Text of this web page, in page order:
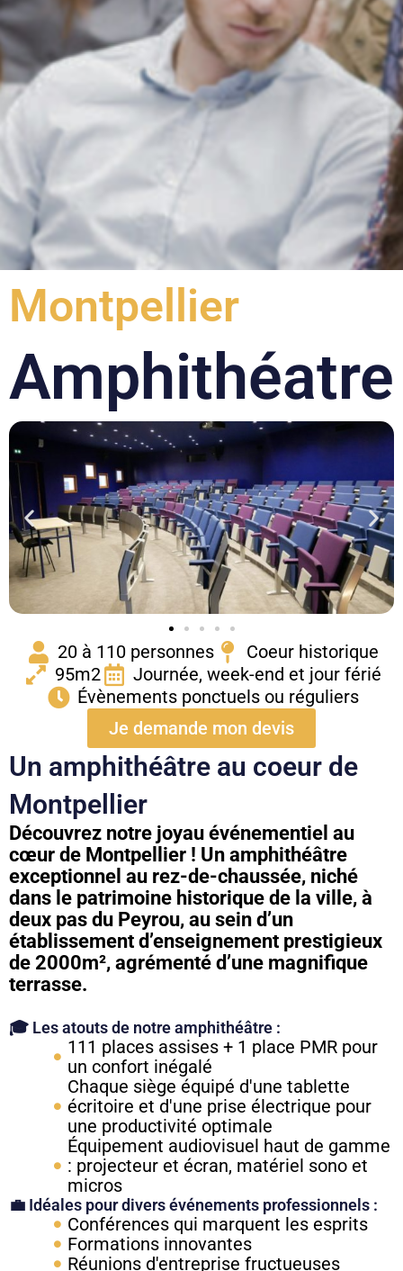
Montpellier
Amphithéatre
20 à 110 personnes
Coeur historique
95m2
Journée, week-end et jour férié
Évènements ponctuels ou réguliers
Je demande mon devis
Un amphithéâtre au coeur de
Montpellier
Découvrez notre joyau événementiel au
cœur de Montpellier ! Un amphithéâtre
exceptionnel au rez-de-chaussée, niché
dans le patrimoine historique de la ville, à
deux pas du Peyrou, au sein d’un
établissement d’enseignement prestigieux
de 2000m², agrémenté d’une magnifique
terrasse.
🎓 Les atouts de notre amphithéâtre :
111 places assises + 1 place PMR pour
un confort inégalé
Chaque siège équipé d'une tablette
écritoire et d'une prise électrique pour
une productivité optimale
Équipement audiovisuel haut de gamme
: projecteur et écran, matériel sono et
micros
💼 Idéales pour divers événements professionnels :
Conférences qui marquent les esprits
Formations innovantes
Réunions d'entreprise fructueuses